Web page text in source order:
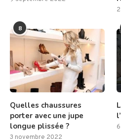
8
Quelles chaussures
porter avec une jupe
longue plissée ?
3 novembre 2022